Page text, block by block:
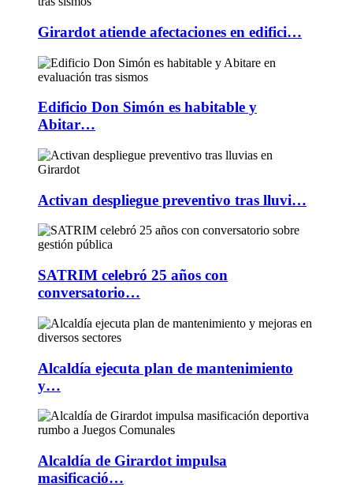
Girardot atiende afectaciones en edifici…
Edificio Don Simón es habitable y
Abitar…
Activan despliegue preventivo tras lluvi…
SATRIM celebró 25 años con
conversatorio…
Alcaldía ejecuta plan de mantenimiento
y…
Alcaldía de Girardot impulsa
masificació…